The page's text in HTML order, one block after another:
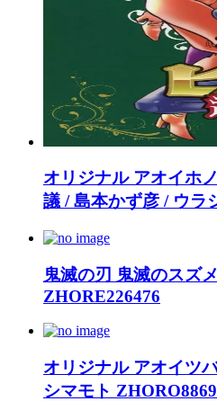
オリジナル アオイホ
議 / 島本かず彦 / ウラ
鬼滅の刃 鬼滅のスズ
ZHORE226476
オリジナル アオイツ
シマモト